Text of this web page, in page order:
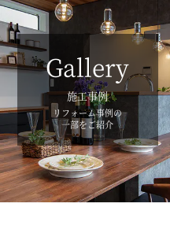
Gallery
施工事例
リフォーム事例の
一部をご紹介